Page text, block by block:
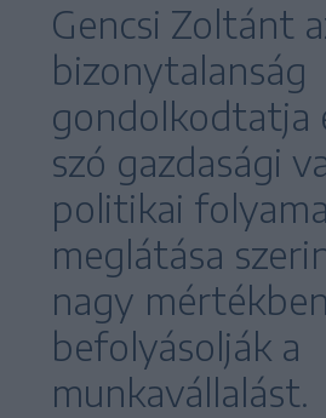
Gencsi Zoltánt
bizonytalanság
gondolkodtatja
szó gazdasági
politikai
meglátása
nagy mértékben
befolyásolják a
munkavállalást.